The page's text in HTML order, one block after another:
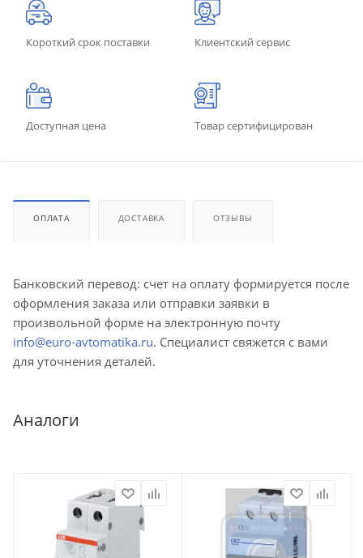
Короткий срок поставки Клиентский сервис
Доступная цена Товар сертифицирован
ОПЛАТА ДОСТАВКА ОТЗЫВЫ
Банковский перевод: счет на оплату формируется после
оформления заказа или отправки заявки в
произвольной форме на электронную почту
info@euro-avtomatika.ru. Специалист свяжется с вами
для уточнения деталей.
Аналоги